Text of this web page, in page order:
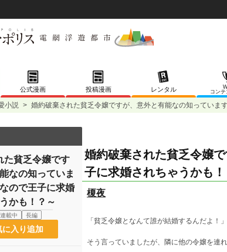
公式漫画 投稿漫画 レンタル
コン
小説 > 婚約破棄された貧乏令嬢ですが、意外と有能なの知っていま
婚約破棄された貧乏令嬢
子に求婚されちゃうかも！
榎夜
「貧乏令嬢となんて誰が結婚するんだよ！」
そう言っていましたが、隣に他の令嬢を連
た貧乏令嬢です
なの知っていま
ので王子に求婚
かも！？～
連載中 長編
に入り追加